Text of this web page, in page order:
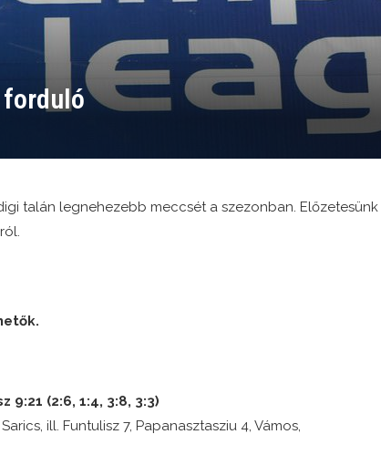
talán legnehezebb meccsét a szezonban. Előzetesünk
9:21 (2:6, 1:4, 3:8, 3:3)
ill. Funtulisz 7, Papanasztasziu 4, Vámos,